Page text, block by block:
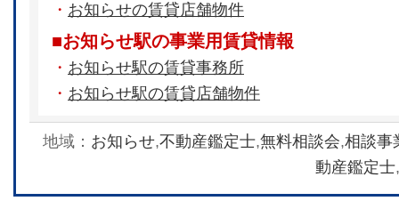
・ お知らせの賃貸店舗物件
■お知らせ駅の事業用賃貸情報
・ お知らせ駅の賃貸事務所
・ お知らせ駅の賃貸店舗物件
地域： お知らせ,不動産鑑定士,無料相談会,相談事
動産鑑定士,